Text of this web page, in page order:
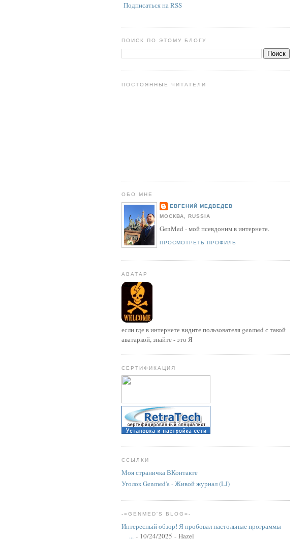
Подписаться на RSS
ПОИСК ПО ЭТОМУ БЛОГУ
ПОСТОЯННЫЕ ЧИТАТЕЛИ
ОБО МНЕ
ЕВГЕНИЙ МЕДВЕДЕВ
МОСКВА, RUSSIA
GenMed - мой псевдоним в интернете.
ПРОСМОТРЕТЬ ПРОФИЛЬ
АВАТАР
если где в интернете видите пользователя genmed с такой
аватаркой, знайте - это Я
СЕРТИФИКАЦИЯ
ССЫЛКИ
Моя страничка ВКонтакте
Уголок Genmed'а - Живой журнал (LJ)
-=GENMED'S BLOG=-
Интересный обзор! Я пробовал настольные программы
...- 10/24/2025 - Hazel